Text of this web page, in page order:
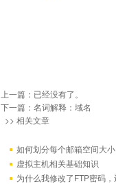
上一篇：已经没有了。
下一篇： 名词解释：域名
>> 相关文章
如何划分每个邮箱空间大
虚拟主机相关基础知识
为什么我修改了FTP密码